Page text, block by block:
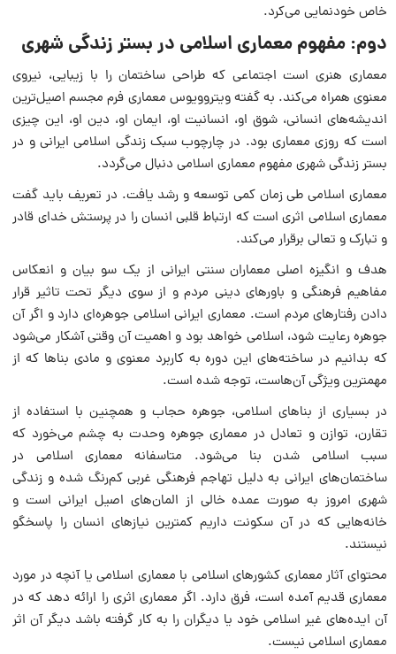
خاص خودنمایی می‌کرد.
دوم: مفهوم معماری اسلامی در بستر زندگی شهری
معماری هنری است اجتماعی که طراحی ساختمان را با زیبایی، نیروی
معنوی همراه می‌کند. به گفته ویتروویوس معماری فرم مجسم اصیل‌ترین
اندیشه‌های انسانی، شوق او، انسانیت او، ایمان او، دین او، این چیزی
است که روزی معماری بود. در چارچوب سبک زندگی اسلامی ایرانی و در
بستر زندگی شهری مفهوم معماری اسلامی دنبال می‌گردد.
معماری اسلامی طی زمان کمی توسعه و رشد یافت. در تعریف باید گفت
معماری اسلامی اثری است که ارتباط قلبی انسان را در پرستش خدای قادر
و تبارک و تعالی برقرار می‌کند.
هدف و انگیزه اصلی معماران سنتی ایرانی از یک سو بیان و انعکاس
مفاهیم فرهنگی و باورهای دینی مردم و از سوی دیگر تحت تاثیر قرار
دادن رفتارهای مردم است. معماری ایرانی اسلامی جوهره‌ای دارد و اگر آن
جوهره رعایت شود، اسلامی خواهد بود و اهمیت آن وقتی آشکار می‌شود
که بدانیم در ساخته‌های این دوره به کاربرد معنوی و مادی بناها که از
مهمترین ویژگی آن‌هاست، توجه شده است.
در بسیاری از بناهای اسلامی، جوهره حجاب و همچنین با استفاده از
تقارن، توازن و تعادل در معماری جوهره وحدت به چشم می‌خورد که
سبب اسلامی شدن بنا می‌شود. متاسفانه معماری اسلامی در
ساختمان‌های ایرانی به دلیل تهاجم فرهنگی غربی کم‌رنگ شده و زندگی
شهری امروز به صورت عمده خالی از المان‌های اصیل ایرانی است و
خانه‌هایی که در آن سکونت داریم کمترین نیازهای انسان را پاسخگو
نیستند.
محتوای آثار معماری کشورهای اسلامی با معماری اسلامی یا آنچه در مورد
معماری قدیم آمده است، فرق دارد. اگر معماری اثری را ارائه دهد که در
آن ایده‌های غیر اسلامی خود یا دیگران را به کار گرفته باشد دیگر آن اثر
معماری اسلامی نیست.